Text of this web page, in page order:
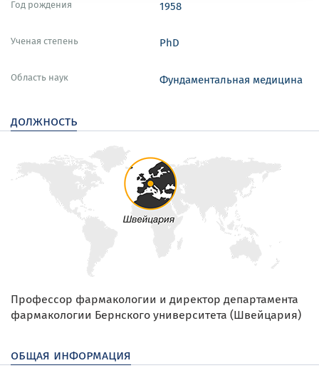
Год рождения 1958
Ученая степень PhD
Область наук Фундаментальная медицина
должность
Профессор фармакологии и директор департамента
фармакологии Бернского университета (Швейцария)
общая информация